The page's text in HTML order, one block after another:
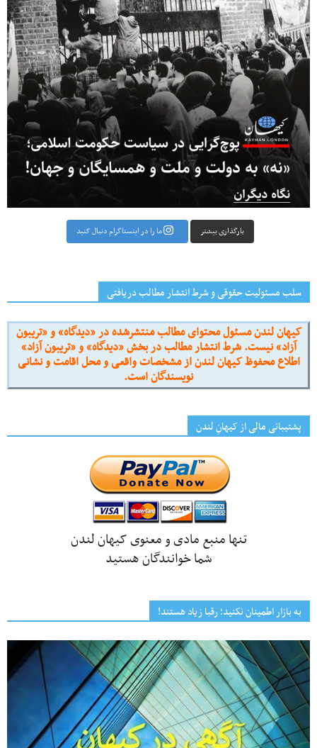
بارگذاری بیشتر ما را در اینستاگرام دنبال کنید
سلب مسئولیت حقوقی و شرط انتشار مطالب دریافتی
کیهان لندن مسئول محتوای مطالب منتشرشده در «دیدگاه» و «تریبون
آزاد» نیست. شرط انتشار مطالب در بخش «دیدگاه» و «تریبون آزاد»
اطلاع محفوظ کیهان لندن از مشخصات واقعی و محل اقامت و نشانی
نویسندگان است.
پشتیبانی مالی از کیهانِ لندن
تنها منبع مادی و معنوی کیهان لندن
شما خوانندگان هستید
به بازار اطمینان نکنید؛ رقبا زیاد هستند!